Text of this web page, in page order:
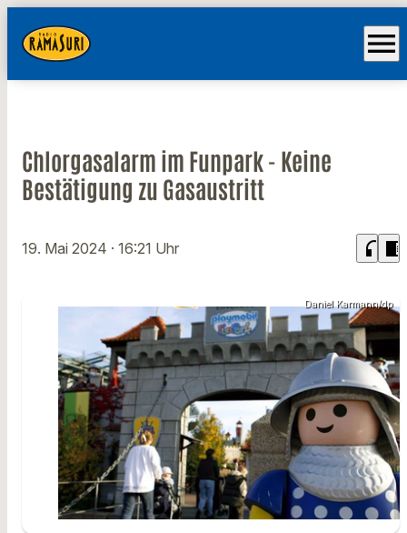
menu
Chlorgasalarm im Funpark - Keine
Bestätigung zu Gasaustritt
19. Mai 2024 · 16:21 Uhr headphones chrome_reader_mode
Daniel Karmann/dp